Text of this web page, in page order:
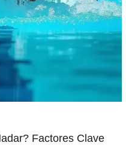
Factores Clave